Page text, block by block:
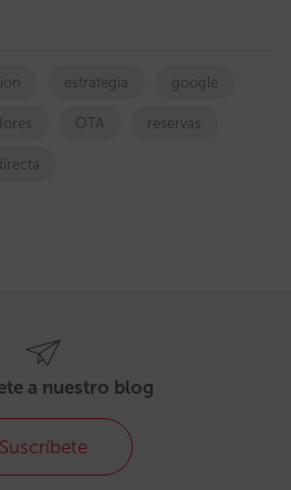
estrategia google
OTA reservas
a nuestro blog
Suscríbete